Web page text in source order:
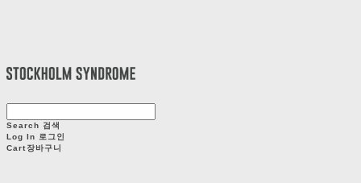
Search 검색
Log In 로그인
Cart장바구니